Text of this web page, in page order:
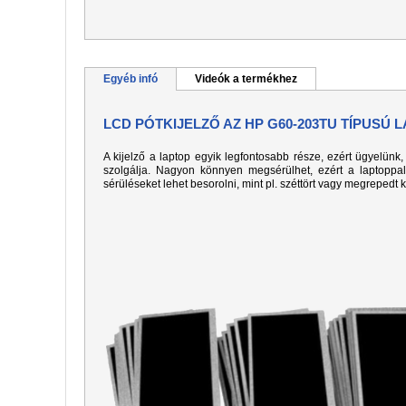
Egyéb infó Videók a termékhez
LCD PÓTKIJELZŐ AZ HP G60-203TU TÍPUSÚ
A kijelző a laptop egyik legfontosabb része, ezért
szolgálja. Nagyon könnyen megsérülhet, ezért a
sérüléseket lehet besorolni, mint pl. széttört vagy